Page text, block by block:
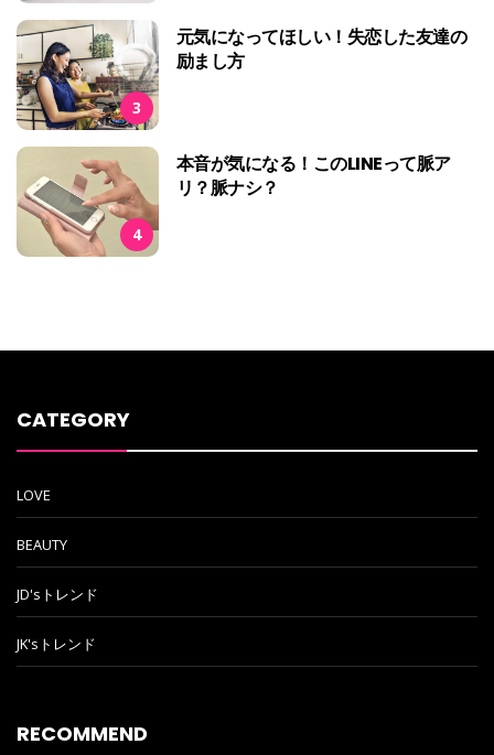
3
元気になってほしい！失恋した友達の
励まし方
4
本音が気になる！このLINEって脈ア
リ？脈ナシ？
CATEGORY
LOVE
BEAUTY
JD'sトレンド
JK'sトレンド
RECOMMEND